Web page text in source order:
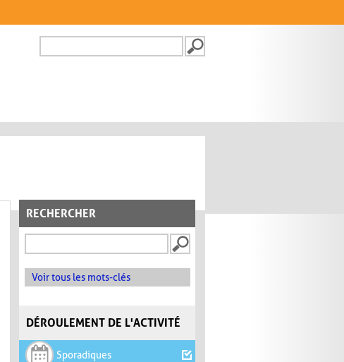
FORMULAIRE DE
RECHERCHER
Voir tous les mots-clés
DÉROULEMENT DE L'ACTIVITÉ
Sporadiques